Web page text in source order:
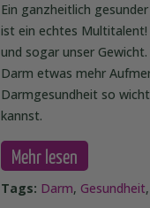
Ein ganzheitlich
ist ein echtes Multitalent!
und sogar unser
Darm etwas mehr
Darmgesundheit so
kannst.
Mehr lesen
Tags: Darm,Gesundheit,